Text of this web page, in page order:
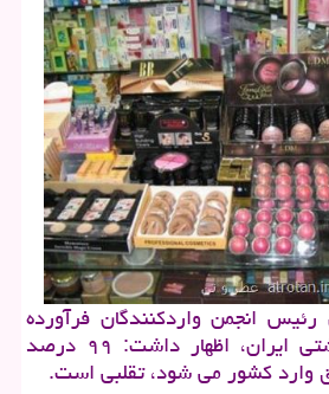
انجمن واردكنندگان فرآورده
های آرایشی و بهداشتی ایران، اظهار داشت: ۹۹ درصد
وارد كشور می شود، تقلبی است.